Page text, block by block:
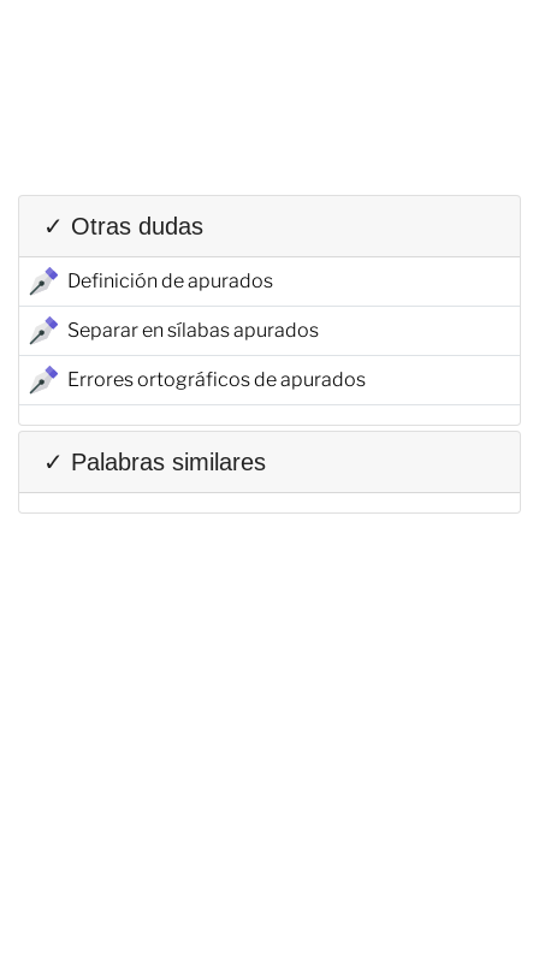
✓ Otras dudas
Definición de apurados
Separar en sílabas apurados
Errores ortográficos de apurados
✓ Palabras similares